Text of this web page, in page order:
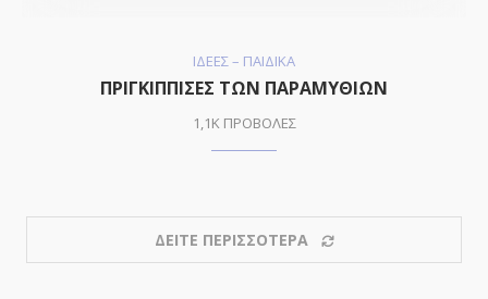
ΙΔΕΕΣ – ΠΑΙΔΙΚΑ
ΠΡΙΓΚΙΠΠIΣΕΣ ΤΩΝ ΠΑΡΑΜΥΘΙΩΝ
1,1K ΠΡΟΒΟΛΕΣ
ΔΕΙΤΕ ΠΕΡΙΣΣΟΤΕΡΑ